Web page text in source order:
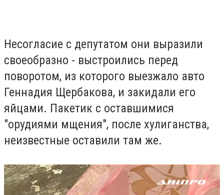
Несогласие с депутатом они выразили
своеобразно - выстроились перед
поворотом, из которого выезжало авто
Геннадия Щербакова, и закидали его
яйцами. Пакетик с оставшимися
"орудиями мщения", после хулиганства,
неизвестные оставили там же.